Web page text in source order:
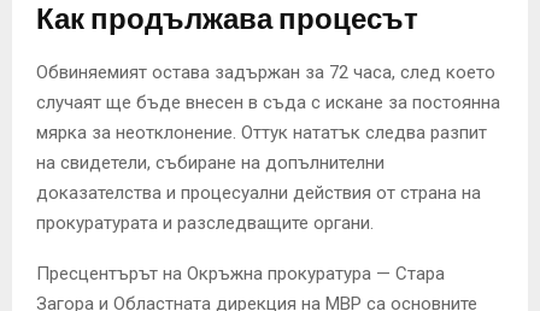
Как продължава процесът
Обвиняемият остава задържан за 72 часа, след което
случаят ще бъде внесен в съда с искане за постоянна
мярка за неотклонение. Оттук нататък следва разпит
на свидетели, събиране на допълнителни
доказателства и процесуални действия от страна на
прокуратурата и разследващите органи.
Пресцентърът на Окръжна прокуратура — Стара
Загора и Областната дирекция на МВР са основните